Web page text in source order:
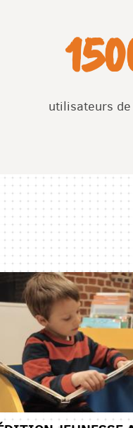
utilisateurs